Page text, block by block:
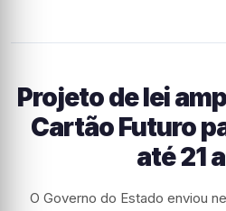
Projeto de lei
Cartão Futuro
até 21
O Governo do Estado enviou